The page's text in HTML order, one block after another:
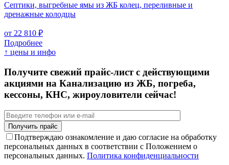
Септики, выгребные ямы из ЖБ колец, переливные и
дренажные колодцы
от 22 810 ₽
Подробнее
↑ цены и инфо
Получите свежий прайс-лист с действующими
акциями на Канализацию из ЖБ, погреба,
кессоны, КНС, жироуловители сейчас!
Подтверждаю ознакомление и даю согласие на обработку
персональных данных в соответствии с Положением о
персональных данных. Политика конфиденциальности